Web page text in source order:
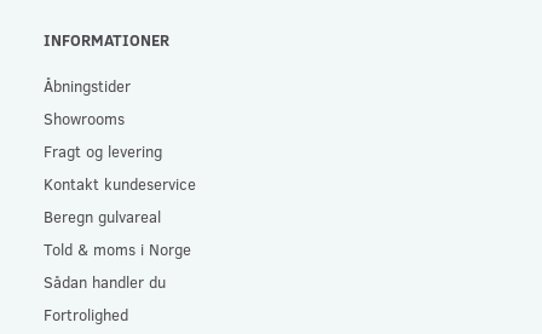
INFORMATIONER
Åbningstider
Showrooms
Fragt og levering
Kontakt kundeservice
Beregn gulvareal
Told & moms i Norge
Sådan handler du
Fortrolighed